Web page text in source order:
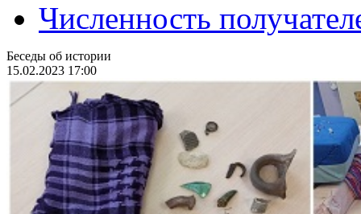
Численность
Беседы об истории
15.02.2023 17:00